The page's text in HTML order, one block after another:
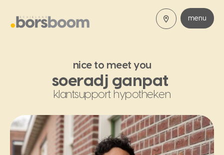
menu
nice to meet you
soeradj ganpat
klantsupport hypotheken